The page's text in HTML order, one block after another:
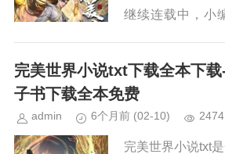
继续连载中，小
续关注本站，新
时间更新。小说简
完美世界小说txt下载全本下
子书下载全本免费
admin 6个月前 (02-10) 2474
完美世界小说txt